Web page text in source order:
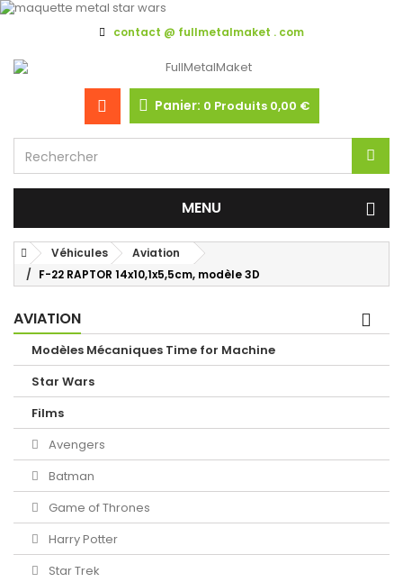
contact @ fullmetalmaket . com
Panier: 0 Produits 0,00 €
MENU
Véhicules
Aviation
F-22 RAPTOR 14x10,1x5,5cm, modèle 3D
AVIATION
Modèles Mécaniques Time for Machine
Star Wars
Films
Avengers
Batman
Game of Thrones
Harry Potter
Star Trek